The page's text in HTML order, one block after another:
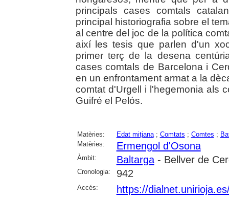
principals cases comtals
principal historiografia sobre el
al centre del joc de la política
així les tesis que parlen d'un
primer terç de la desena
cases comtals de Barcelona i
en un enfrontament armat a la
comtat d'Urgell i l'hegemonia als
Guifré el Pelós.
Matèries: Edat mitjana; Comtats ; Comtes ;
Matèries:
Ermengol d'Osona
Àmbit: Baltarga- Bellver de
Cronologia: 942
Accés: https://